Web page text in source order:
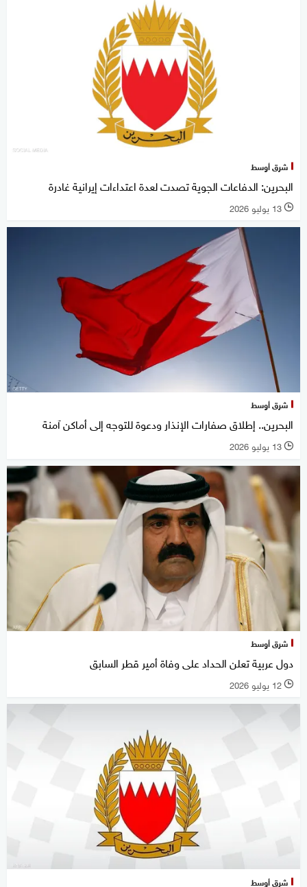
شرق أوسط
البحرين: الدفاعات الجوية تصدت لعدة اعتداءات إيرانية غادرة
l 13 يوليو 2026
شرق أوسط
البحرين.. إطلاق صفارات الإنذار ودعوة للتوجه إلى أماكن آمنة
l 13 يوليو 2026
شرق أوسط
دول عربية تعلن الحداد على وفاة أمير قطر السابق
l 12 يوليو 2026
شرق أوسط